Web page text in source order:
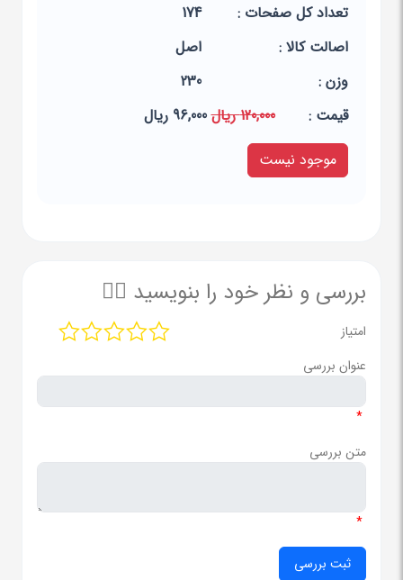
تعداد کل صفحات :
174
اصالت کالا :
اصل
وزن :
230
قيمت :
120,000 ریال
96,000 ریال
موجود نیست
بررسی و نظر خود را بنویسید ✍🏻
امتیاز
عنوان بررسی
*
متن بررسی
*